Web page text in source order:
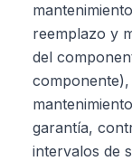
reemplazo y
del
garantía,
intervalos de